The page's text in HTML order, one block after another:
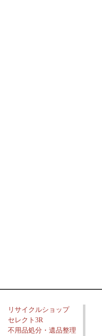
リサイクルショップ
セレクト3R
不用品処分・遺品整理